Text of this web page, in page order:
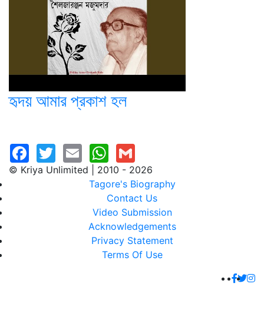
হৃদয় আমার প্রকাশ হল
© Kriya Unlimited | 2010 - 2026
Tagore's Biography
Contact Us
Video Submission
Acknowledgements
Privacy Statement
Terms Of Use